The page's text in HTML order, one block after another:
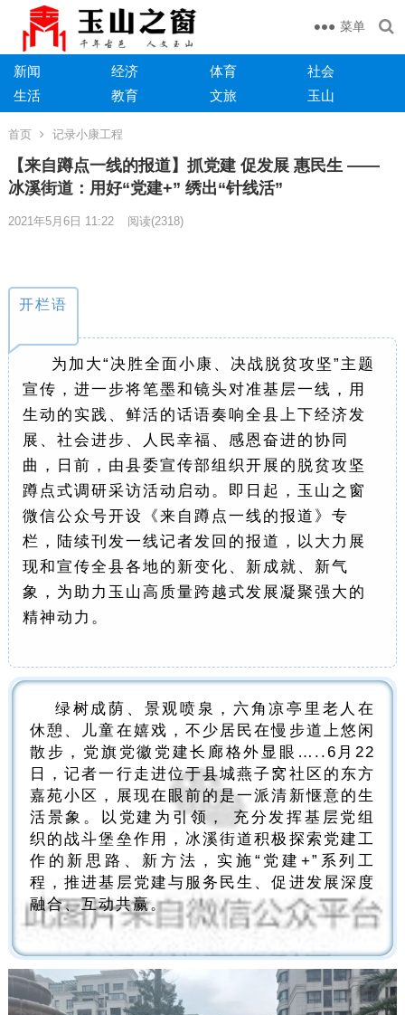
菜单
新闻 经济 体育
社会
生活
教育 文旅 玉山
首页 记录小康工程
【来自蹲点一线的报道】抓党建 促发展 惠民生 ——
冰溪街道：用好“党建+” 绣出“针线活”
2021年5月6日 11:22 阅读(2318)
开栏语
为加大“决胜全面小康、决战脱贫攻坚”主题
宣传，进一步将笔墨和镜头对准基层一线，用
生动的实践、鲜活的话语奏响全县上下经济发
展、社会进步、人民幸福、感恩奋进的协同
曲，日前，由县委宣传部组织开展的脱贫攻坚
蹲点式调研采访活动启动。即日起，玉山之窗
微信公众号开设《来自蹲点一线的报道》专
栏，陆续刊发一线记者发回的报道，以大力展
现和宣传全县各地的新变化、新成就、新气
象，为助力玉山高质量跨越式发展凝聚强大的
精神动力。
绿树成荫、景观喷泉，六角凉亭里老人在
休憩、儿童在嬉戏，不少居民在慢步道上悠闲
散步，党旗党徽党建长廊格外显眼…..6月22
日，记者一行走进位于县城燕子窝社区的东方
嘉苑小区，展现在眼前的是一派清新惬意的生
活景象。以党建为引领， 充分发挥基层党组
织的战斗堡垒作用，冰溪街道积极探索党建工
作的新思路、新方法，实施“党建+”系列工
程，推进基层党建与服务民生、促进发展深度
融合、互动共赢。